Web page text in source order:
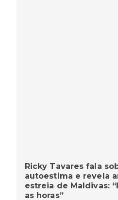
Ricky Tavares fala
autoestima e revela
estreia de Maldivas:
as horas”